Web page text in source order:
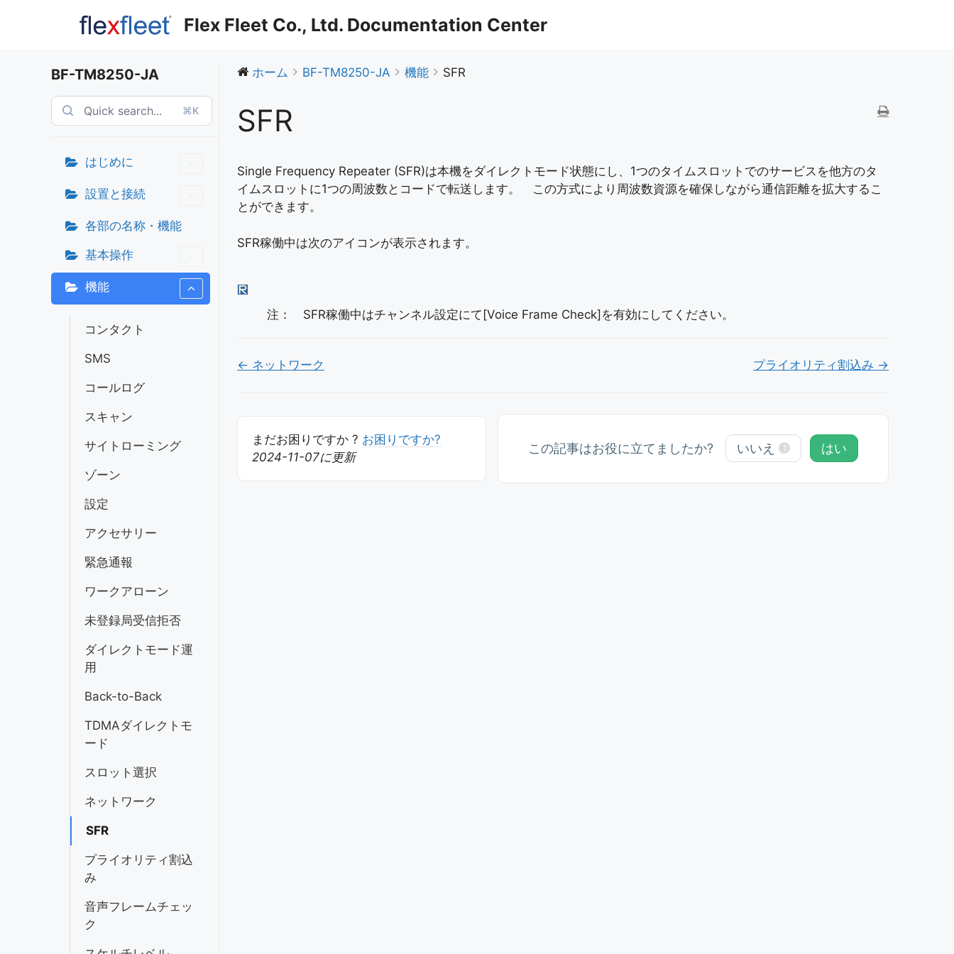
Flex Fleet Co., Ltd. Documentation Center
BF-TM8250-JA
⌘K
はじめに
設置と接続
各部の名称・機能
基本操作
機能
コンタクト
SMS
コールログ
スキャン
サイトローミング
ゾーン
設定
アクセサリー
緊急通報
ワークアローン
未登録局受信拒否
ダイレクトモード運
用
Back-to-Back
TDMAダイレクトモ
ード
スロット選択
ネットワーク
SFR
プライオリティ割込
み
音声フレームチェッ
ク
ホーム BF-TM8250-JA 機能 SFR
SFR
Single Frequency Repeater (SFR)は本機をダイレクトモード状態にし、1つのタイムスロットでのサービスを他方のタ
イムスロットに1つの周波数とコードで転送します。 この方式により周波数資源を確保しながら通信距離を拡大するこ
とができます。
SFR稼働中は次のアイコンが表示されます。
注： SFR稼働中はチャンネル設定にて[Voice Frame Check]を有効にしてください。
Doc
ゲ
ー
← ネットワーク プライオリティ割込み →
まだお困りですか ? お困りですか?
2024-11-07に更新
この記事はお役に立てましたか? いいえ 1 はい